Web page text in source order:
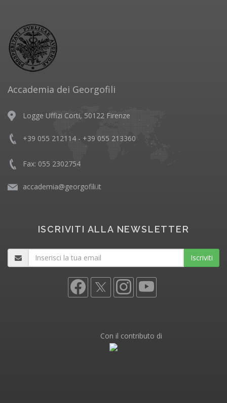
Accademia dei Georgofili
Logge Uffizi Corti, 50122 Firenze
+39 055 212114 - +39 055 213360
Fax: 055 2302754
accademia@georgofili.it
ISCRIVITI ALLA NEWSLETTER
Iscriviti
Con il contributo di